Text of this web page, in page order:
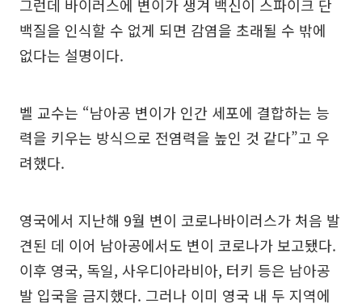
그런데 바이러스에 변이가 생겨 백신이 스파이크 단
백질을 인식할 수 없게 되면 감염을 초래될 수 밖에
없다는 설명이다.
벨 교수는 “남아공 변이가 인간 세포에 결합하는 능
력을 키우는 방식으로 전염력을 높인 것 같다”고 우
려했다.
영국에서 지난해 9월 변이 코로나바이러스가 처음 발
견된 데 이어 남아공에서도 변이 코로나가 보고됐다.
이후 영국, 독일, 사우디아라비아, 터키 등은 남아공
발 입국을 금지했다. 그러나 이미 영국 내 두 지역에